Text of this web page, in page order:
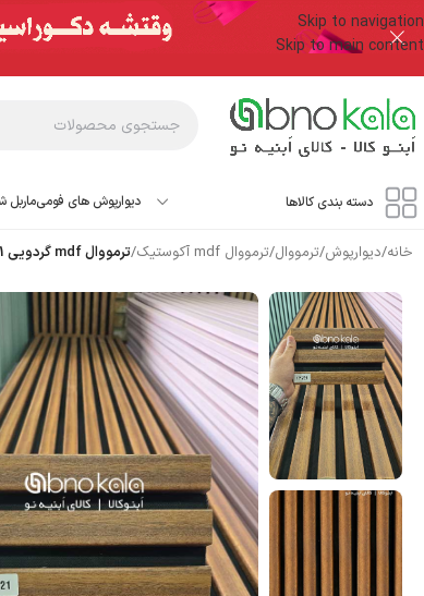
Skip to navigation
Skip to main content
دسته بندی کالاها دیوارپوش های فومی
خانه/دیوارپوش/ترمووال/ترمووال mdf آکوستیک /ترمووال mdf گردویی tp-721